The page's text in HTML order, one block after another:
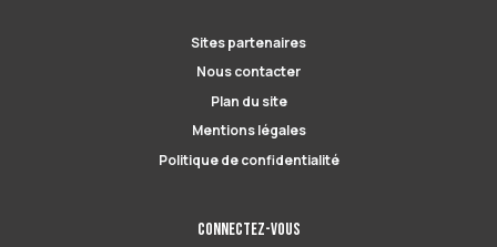
Sites partenaires
Nous contacter
Plan du site
Mentions légales
Politique de confidentialité
Connectez-vous